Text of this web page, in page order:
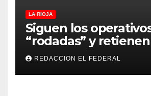
LA RIOJA
Siguen los
“rodadas” y
motocicletas
REDACCION EL FEDERAL